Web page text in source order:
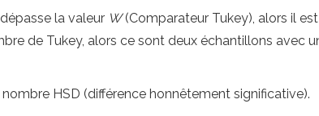
la valeur W(Comparateur Tukey), alors il
de Tukey, alors ce sont deux échantillons avec
HSD (différence honnêtement significative).